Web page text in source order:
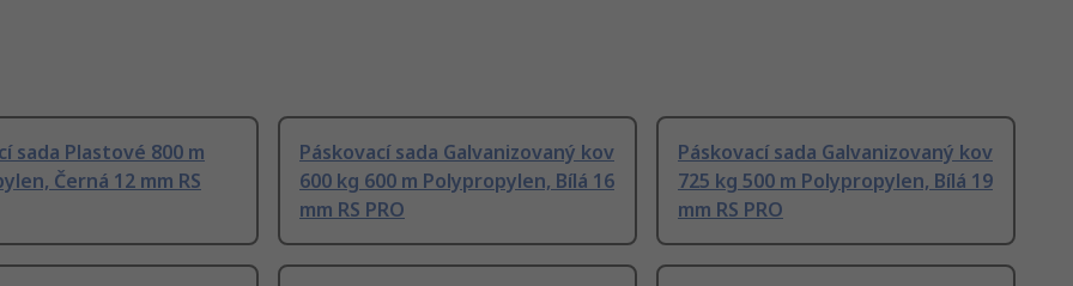
sada Plastové 800 m
Černá 12 mm RS
Páskovací sada Galvanizovaný kov
600 kg 600 m Polypropylen, Bílá 16
mm RS PRO
Páskovací sada Galvanizovaný kov
725 kg 500 m Polypropylen, Bílá 19
mm RS PRO